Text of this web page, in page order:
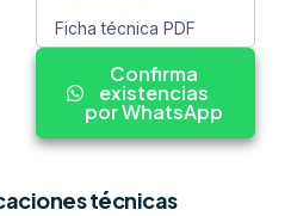
Ficha técnica PDF
Confirma
existencias
por WhatsApp
técnicas